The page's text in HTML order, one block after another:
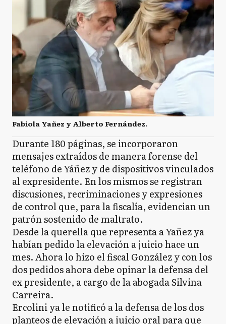
Fabiola Yañez y Alberto Fernández.
Durante 180 páginas, se incorporaron
mensajes extraídos de manera forense del
teléfono de Yáñez y de dispositivos vinculados
al expresidente. En los mismos se registran
discusiones, recriminaciones y expresiones
de control que, para la fiscalía, evidencian un
patrón sostenido de maltrato.
Desde la querella que representa a Yañez ya
habían pedido la elevación a juicio hace un
mes. Ahora lo hizo el fiscal González y con los
dos pedidos ahora debe opinar la defensa del
ex presidente, a cargo de la abogada Silvina
Carreira.
Ercolini ya le notificó a la defensa de los dos
planteos de elevación a juicio oral para que